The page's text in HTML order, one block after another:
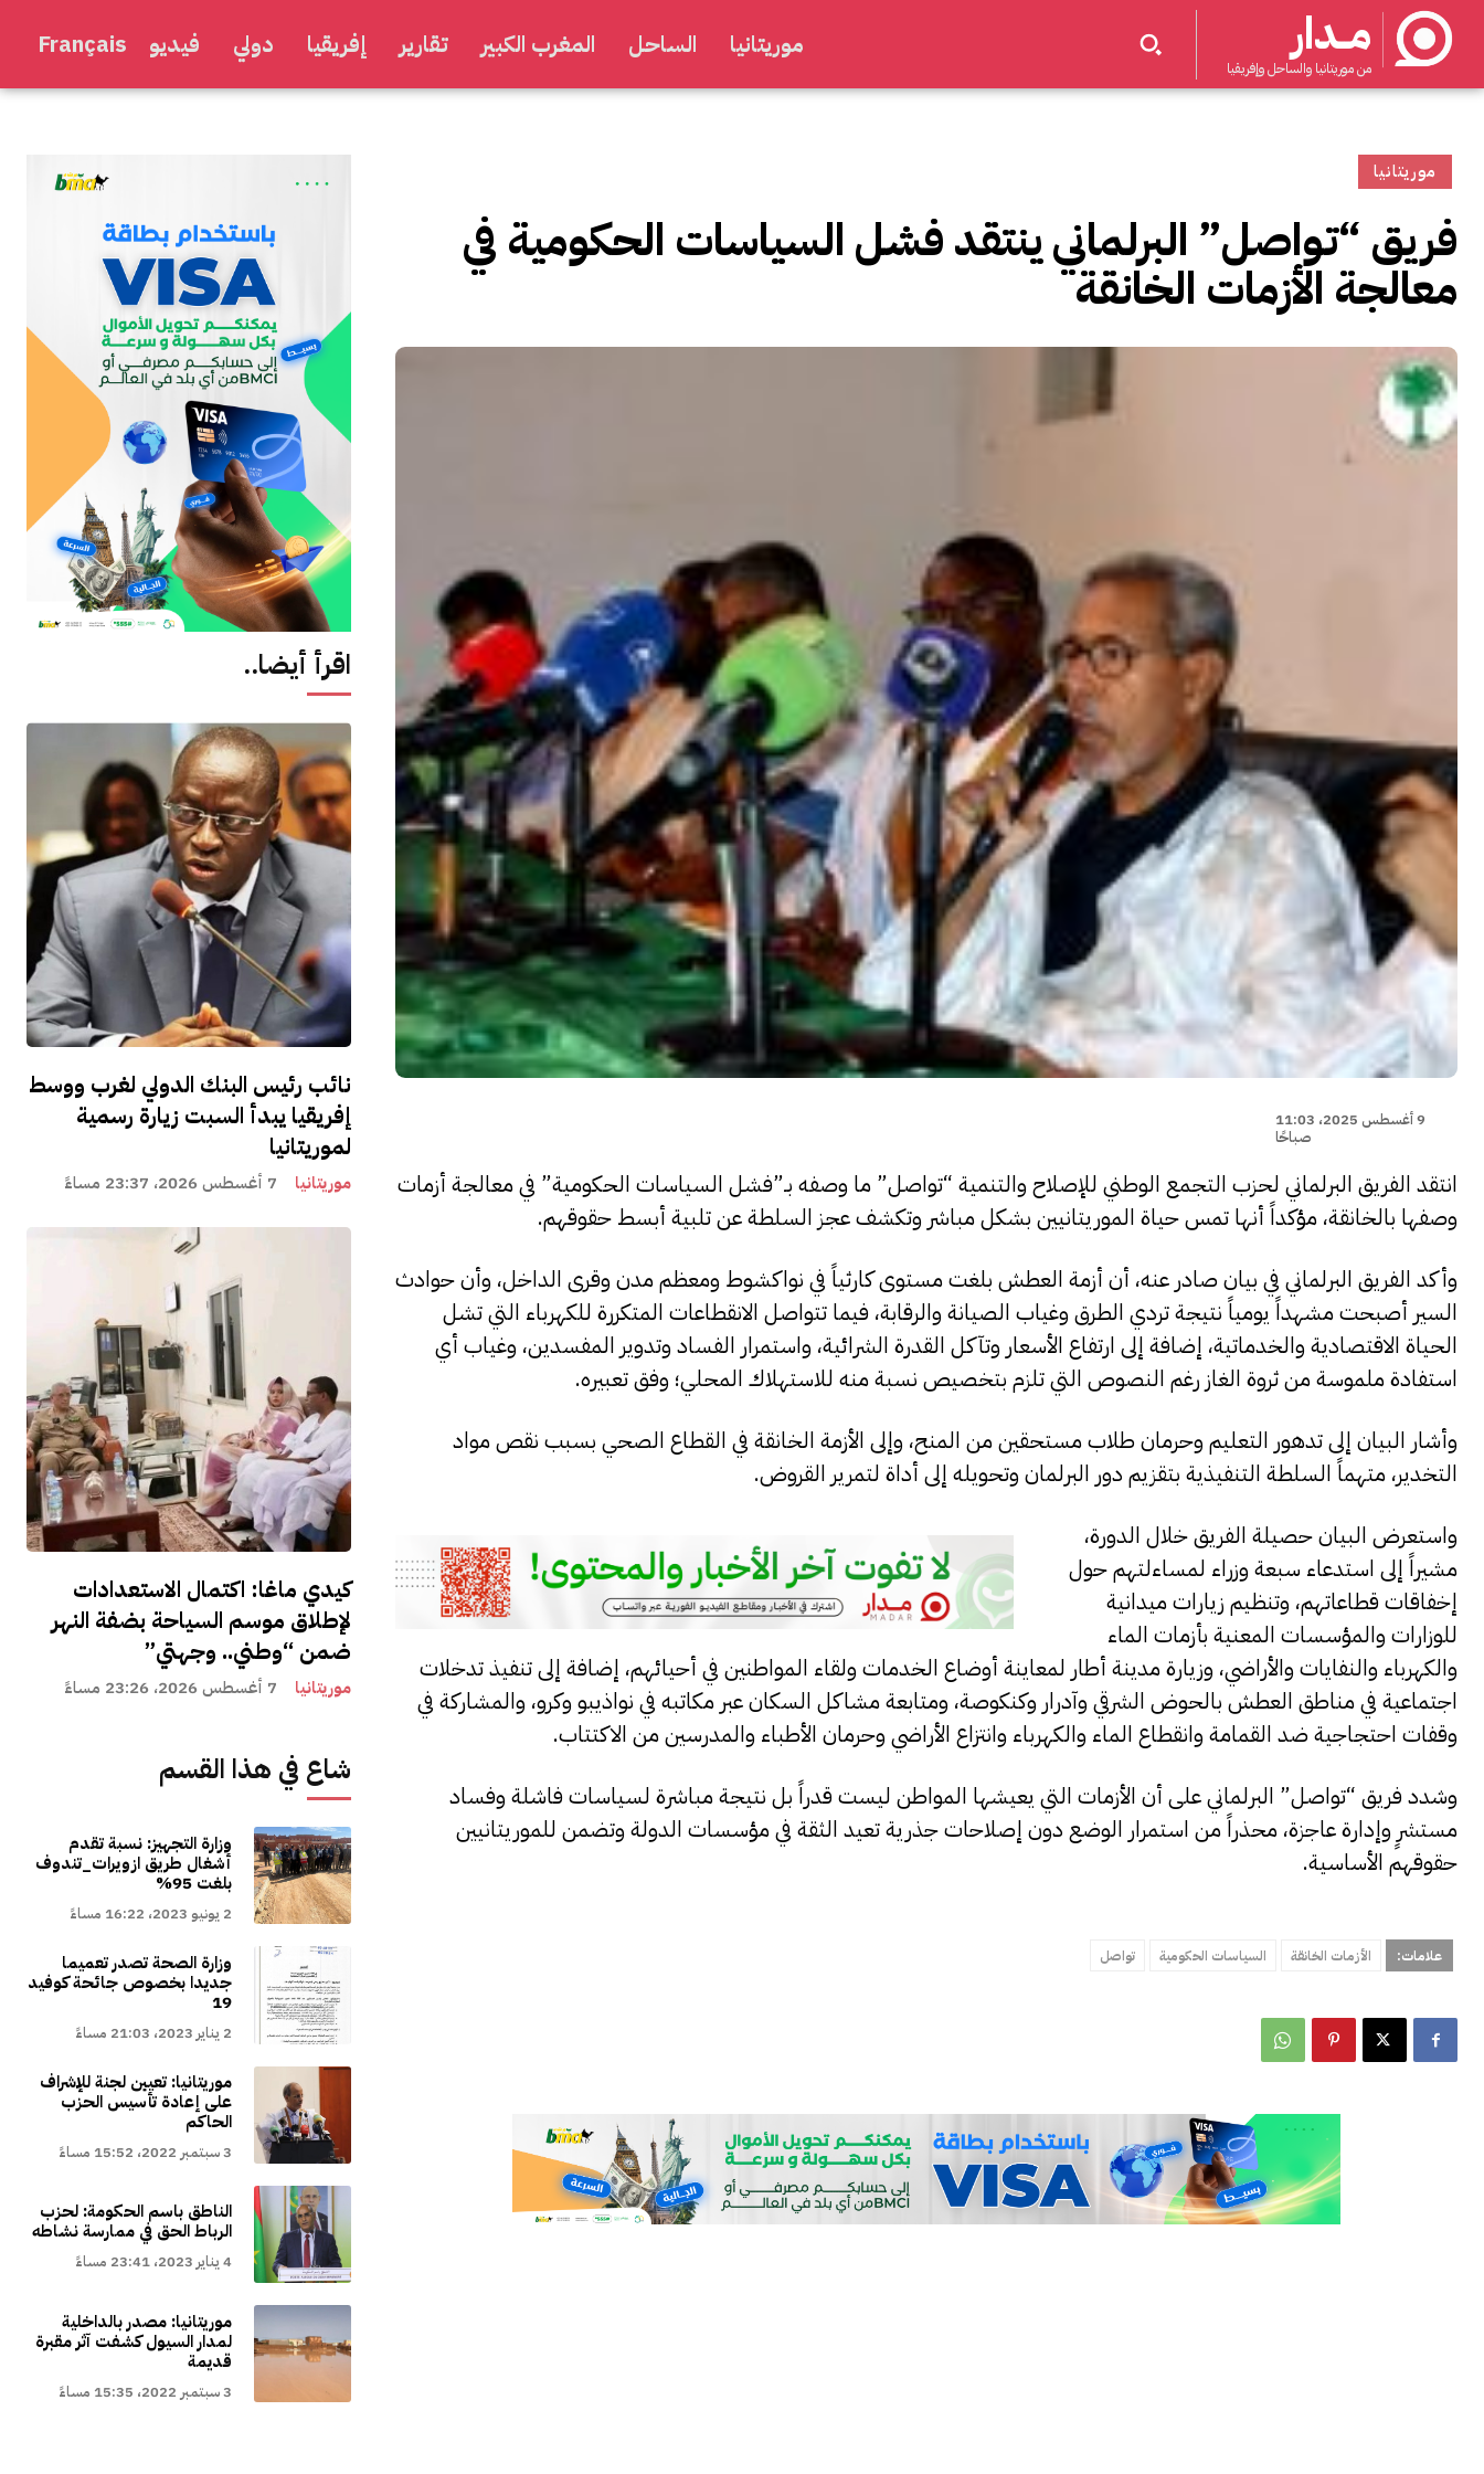
مــدار
من موريتانيا والساحل وإفريقيا
موريتانيا الساحل المغرب الكبير تقارير إفريقيا دولي فيديو Français
اقرأ أيضا..
نائب رئيس البنك الدولي لغرب ووسط
إفريقيا يبدأ السبت زيارة رسمية
لموريتانيا
موريتانيا 7 أغسطس 2026، 23:37 مساءً
كيدي ماغا: اكتمال الاستعدادات
لإطلاق موسم السياحة بضفة النهر
ضمن “وطني.. وجهتي”
موريتانيا 7 أغسطس 2026، 23:26 مساءً
شاع في هذا القسم
وزارة التجهيز: نسبة تقدم
أشغال طريق ازويرات_تندوف
بلغت 95%
2 يونيو 2023، 16:22 مساءً
وزارة الصحة تصدر تعميما
جديدا بخصوص جائحة كوفيد
19
2 يناير 2023، 21:03 مساءً
موريتانيا: تعيين لجنة للإشراف
على إعادة تأسيس الحزب
الحاكم
3 سبتمبر 2022، 15:52 مساءً
الناطق باسم الحكومة: لحزب
الرباط الحق في ممارسة نشاطه
4 يناير 2023، 23:41 مساءً
موريتانيا: مصدر بالداخلية
لمدار السيول كشفت آثر مقبرة
قديمة
3 سبتمبر 2022، 15:35 مساءً
موريتانيا
فريق “تواصل” البرلماني ينتقد فشل السياسات الحكومية في
معالجة الأزمات الخانقة
9 أغسطس 2025، 11:03
صباحًا
انتقد الفريق البرلماني لحزب التجمع الوطني للإصلاح والتنمية “تواصل” ما وصفه بـ”فشل السياسات الحكومية” في معالجة أزمات
وصفها بالخانقة، مؤكداً أنها تمس حياة الموريتانيين بشكل مباشر وتكشف عجز السلطة عن تلبية أبسط حقوقهم.
وأكد الفريق البرلماني في بيان صادر عنه، أن أزمة العطش بلغت مستوى كارثياً في نواكشوط ومعظم مدن وقرى الداخل، وأن حوادث
السير أصبحت مشهداً يومياً نتيجة تردي الطرق وغياب الصيانة والرقابة، فيما تتواصل الانقطاعات المتكررة للكهرباء التي تشل
الحياة الاقتصادية والخدماتية، إضافة إلى ارتفاع الأسعار وتآكل القدرة الشرائية، واستمرار الفساد وتدوير المفسدين، وغياب أي
استفادة ملموسة من ثروة الغاز رغم النصوص التي تلزم بتخصيص نسبة منه للاستهلاك المحلي؛ وفق تعبيره.
وأشار البيان إلى تدهور التعليم وحرمان طلاب مستحقين من المنح، وإلى الأزمة الخانقة في القطاع الصحي بسبب نقص مواد
التخدير، متهماً السلطة التنفيذية بتقزيم دور البرلمان وتحويله إلى أداة لتمرير القروض.
واستعرض البيان حصيلة الفريق خلال الدورة،
مشيراً إلى استدعاء سبعة وزراء لمساءلتهم حول
إخفاقات قطاعاتهم، وتنظيم زيارات ميدانية
للوزارات والمؤسسات المعنية بأزمات الماء
والكهرباء والنفايات والأراضي، وزيارة مدينة أطار لمعاينة أوضاع الخدمات ولقاء المواطنين في أحيائهم، إضافة إلى تنفيذ تدخلات
اجتماعية في مناطق العطش بالحوض الشرقي وآدرار وكنكوصة، ومتابعة مشاكل السكان عبر مكاتبه في نواذيبو وكرو، والمشاركة في
وقفات احتجاجية ضد القمامة وانقطاع الماء والكهرباء وانتزاع الأراضي وحرمان الأطباء والمدرسين من الاكتتاب.
وشدد فريق “تواصل” البرلماني على أن الأزمات التي يعيشها المواطن ليست قدراً بل نتيجة مباشرة لسياسات فاشلة وفساد
مستشرٍ وإدارة عاجزة، محذراً من استمرار الوضع دون إصلاحات جذرية تعيد الثقة في مؤسسات الدولة وتضمن للموريتانيين
حقوقهم الأساسية.
علامات: الأزمات الخانقة السياسات الحكومية تواصل